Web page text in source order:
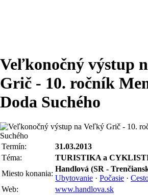
Veľkonočný výstup
Grič - 10. ročník
Doda Suchého
Termín:
31.03.2013
Téma:
TURISTIKA a
Miesto konania:
Handlová (SR -
Ubytovanie · Počasie ·
Web:
www.handlova.sk